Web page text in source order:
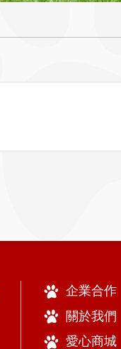
企業合作
關於我們
愛心商城